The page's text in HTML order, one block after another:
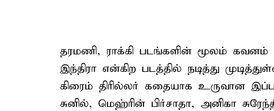
தரமணி, ராக்கி படங்களின் மூலம் கவனம்
இந்திரா என்கிற படத்தில் நடித்து
கிரைம் திரில்லர் கதையாக உருவான
சுனில், மெஹ்ரின் பிர்சாதா, அனிகா